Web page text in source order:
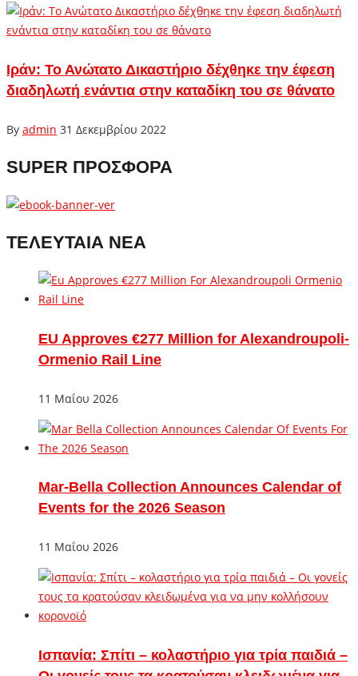
Ιράν: Το Ανώτατο Δικαστήριο δέχθηκε την έφεση
διαδηλωτή ενάντια στην καταδίκη του σε θάνατο
By admin 31 Δεκεμβρίου 2022
SUPER ΠΡΟΣΦΟΡΑ
ΤΕΛΕΥΤΑΙΑ ΝΕΑ
EU Approves €277 Million for Alexandroupoli-
Ormenio Rail Line
11 Μαΐου 2026
Mar-Bella Collection Announces Calendar of
Events for the 2026 Season
11 Μαΐου 2026
Ισπανία: Σπίτι – κολαστήριο για τρία παιδιά –